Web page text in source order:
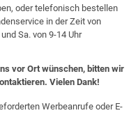
oder telefonisch bestellen
in der Zeit von
Sa. von 9-14 Uhr
vor Ort wünschen, bitten wir
Vielen Dank!
Werbeanrufe oder E-